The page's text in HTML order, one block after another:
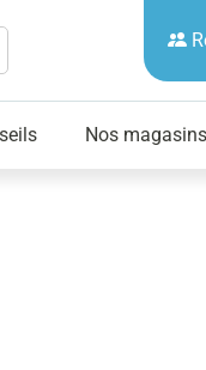
Nos magasins